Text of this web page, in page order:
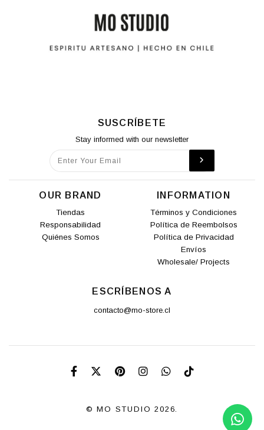
SUSCRÍBETE
Stay informed with our newsletter
OUR BRAND
Tiendas
Responsabilidad
Quiénes Somos
INFORMATION
Términos y Condiciones
Política de Reembolsos
Política de Privacidad
Envíos
Wholesale/ Projects
ESCRÍBENOS A
contacto@mo-store.cl
© MO STUDIO 2026.